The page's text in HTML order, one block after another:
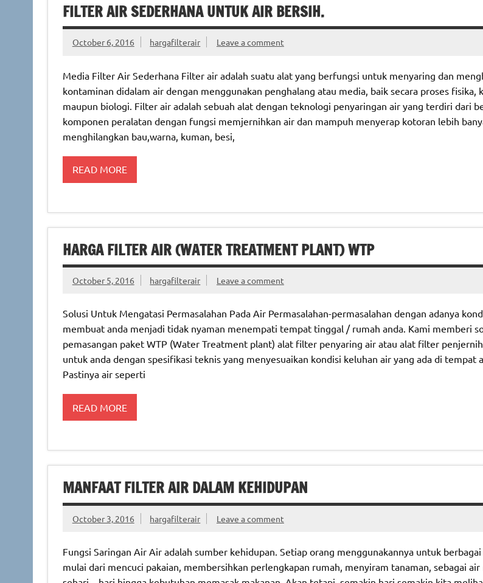
FILTER AIR SEDERHANA UNTUK AIR BERSIH.
October 6, 2016 hargafilterair Leave a comment
Media Filter Air Sederhana Filter air adalah suatu alat yang berfungsi untuk menyaring dan
kontaminan didalam air dengan menggunakan penghalang atau media, baik secara proses fisika,
maupun biologi. Filter air adalah sebuah alat dengan teknologi penyaringan air yang terdiri dari
komponen peralatan dengan fungsi memjernihkan air dan mampuh menyerap kotoran lebih
menghilangkan bau,warna, kuman, besi,
READ MORE
HARGA FILTER AIR (WATER TREATMENT PLANT) WTP
October 5, 2016 hargafilterair Leave a comment
Solusi Untuk Mengatasi Permasalahan Pada Air Permasalahan-permasalahan dengan adanya
membuat anda menjadi tidak nyaman menempati tempat tinggal / rumah anda. Kami memberi
pemasangan paket WTP (Water Treatment plant) alat filter penyaring air atau alat filter
untuk anda dengan spesifikasi teknis yang menyesuaikan kondisi keluhan air yang ada di tempat
Pastinya air seperti
READ MORE
MANFAAT FILTER AIR DALAM KEHIDUPAN
October 3, 2016 hargafilterair Leave a comment
Fungsi Saringan Air Air adalah sumber kehidupan. Setiap orang menggunakannya untuk berbagai
mulai dari mencuci pakaian, membersihkan perlengkapan rumah, menyiram tanaman, sebagai